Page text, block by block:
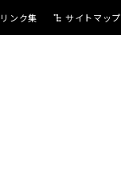
サイトマップ
リンク集